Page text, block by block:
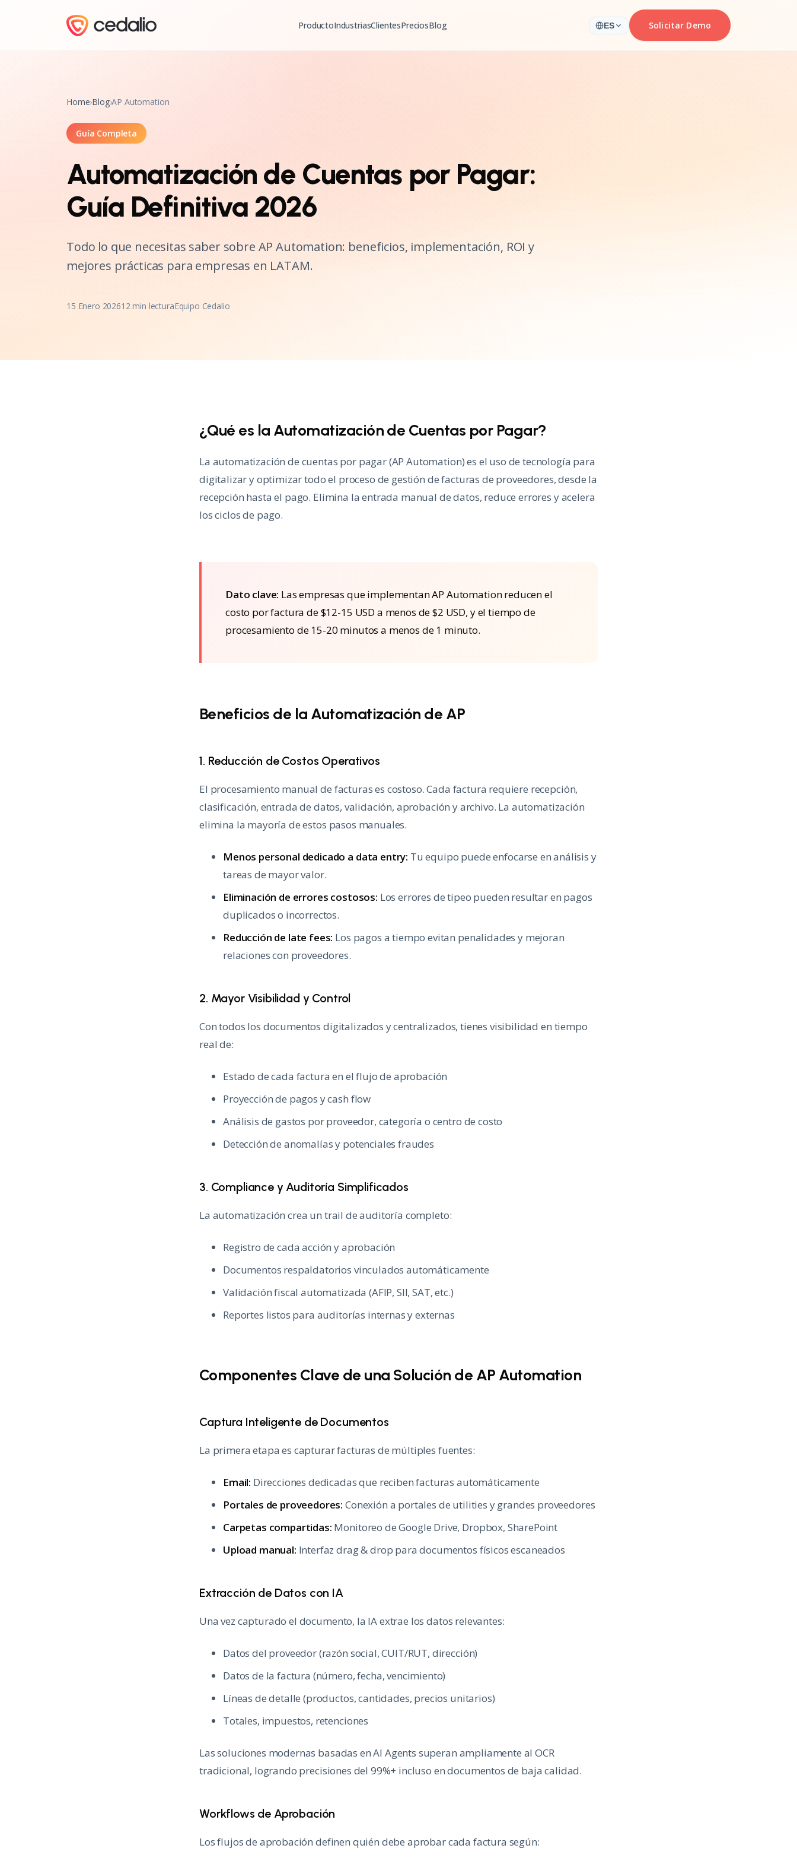
ProductoIndustriasClientesPreciosBlog ES Solicitar Demo
Home›Blog›AP Automation
Guía Completa
Automatización de Cuentas por Pagar:
Guía Definitiva 2026
Todo lo que necesitas saber sobre AP Automation: beneficios, implementación, ROI y
mejores prácticas para empresas en LATAM.
15 Enero 202612 min lecturaEquipo Cedalio
¿Qué es la Automatización de Cuentas por Pagar?
La automatización de cuentas por pagar (AP Automation) es el uso de tecnología para
digitalizar y optimizar todo el proceso de gestión de facturas de proveedores, desde la
recepción hasta el pago. Elimina la entrada manual de datos, reduce errores y acelera
los ciclos de pago.
Dato clave: Las empresas que implementan AP Automation reducen el
costo por factura de $12-15 USD a menos de $2 USD, y el tiempo de
procesamiento de 15-20 minutos a menos de 1 minuto.
Beneficios de la Automatización de AP
1. Reducción de Costos Operativos
El procesamiento manual de facturas es costoso. Cada factura requiere recepción,
clasificación, entrada de datos, validación, aprobación y archivo. La automatización
elimina la mayoría de estos pasos manuales.
Menos personal dedicado a data entry: Tu equipo puede enfocarse en análisis y
tareas de mayor valor.
Eliminación de errores costosos: Los errores de tipeo pueden resultar en pagos
duplicados o incorrectos.
Reducción de late fees: Los pagos a tiempo evitan penalidades y mejoran
relaciones con proveedores.
2. Mayor Visibilidad y Control
Con todos los documentos digitalizados y centralizados, tienes visibilidad en tiempo
real de:
Estado de cada factura en el flujo de aprobación
Proyección de pagos y cash flow
Análisis de gastos por proveedor, categoría o centro de costo
Detección de anomalías y potenciales fraudes
3. Compliance y Auditoría Simplificados
La automatización crea un trail de auditoría completo:
Registro de cada acción y aprobación
Documentos respaldatorios vinculados automáticamente
Validación fiscal automatizada (AFIP, SII, SAT, etc.)
Reportes listos para auditorías internas y externas
Componentes Clave de una Solución de AP Automation
Captura Inteligente de Documentos
La primera etapa es capturar facturas de múltiples fuentes:
Email: Direcciones dedicadas que reciben facturas automáticamente
Portales de proveedores: Conexión a portales de utilities y grandes proveedores
Carpetas compartidas: Monitoreo de Google Drive, Dropbox, SharePoint
Upload manual: Interfaz drag & drop para documentos físicos escaneados
Extracción de Datos con IA
Una vez capturado el documento, la IA extrae los datos relevantes:
Datos del proveedor (razón social, CUIT/RUT, dirección)
Datos de la factura (número, fecha, vencimiento)
Líneas de detalle (productos, cantidades, precios unitarios)
Totales, impuestos, retenciones
Las soluciones modernas basadas en AI Agents superan ampliamente al OCR
tradicional, logrando precisiones del 99%+ incluso en documentos de baja calidad.
Workflows de Aprobación
Los flujos de aprobación definen quién debe aprobar cada factura según: